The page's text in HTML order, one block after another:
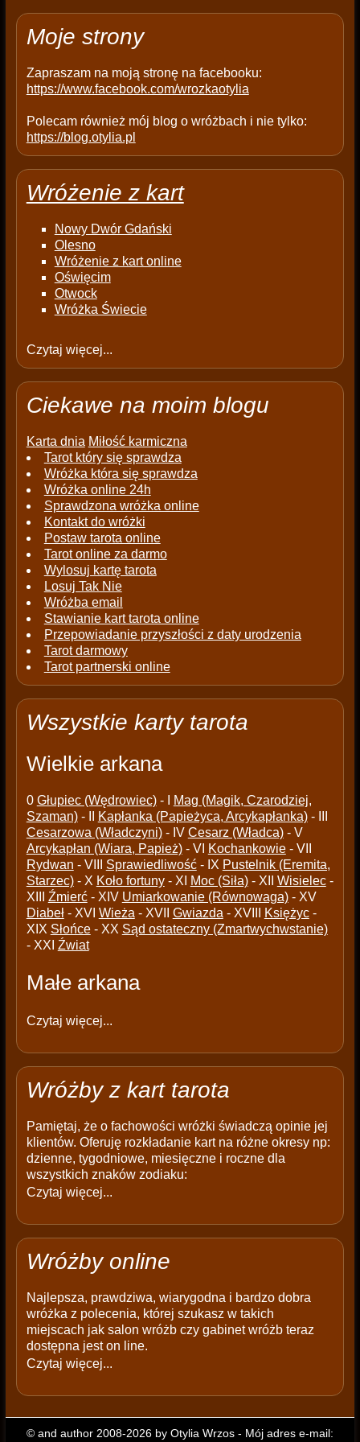
p
y
Moje strony
Zapraszam na moją stronę na facebooku:
https://www.facebook.com/wrozkaotylia
Polecam również mój blog o wróżbach i nie tylko:
https://blog.otylia.pl
Wróżenie z kart
Nowy Dwór Gdański
Olesno
Wróżenie z kart online
Oświęcim
Otwock
Wróżka Świecie
Czytaj więcej...
Ciekawe na moim blogu
Karta dnia Miłość karmiczna
Tarot który się sprawdza
Wróżka która się sprawdza
Wróżka online 24h
Sprawdzona wróżka online
Kontakt do wróżki
Postaw tarota online
Tarot online za darmo
Wylosuj kartę tarota
Losuj Tak Nie
Wróżba email
Stawianie kart tarota online
Przepowiadanie przyszłości z daty urodzenia
Tarot darmowy
Tarot partnerski online
Wszystkie karty tarota
Wielkie arkana
0 Głupiec (Wędrowiec)- I
Mag (Magik, Czarodziej,
Szaman)- II Kapłanka (Papieżyca, Arcykapłanka)- III
Cesarzowa (Władczyni)- IV Cesarz (Władca)- V
Arcykapłan (Wiara, Papież)- VI Kochankowie- VII
Rydwan - VIII Sprawiedliwość- IX Pustelnik (Eremita,
Starzec)- X Koło fortuny- XI Moc (Siła)- XII Wisielec-
XIII Źmierć- XIV Umiarkowanie (Równowaga)- XV
Diabeł- XVI Wieża - XVII Gwiazda - XVIII Księżyc-
XIX Słońce- XX Sąd ostateczny (Zmartwychwstanie)
- XXI Źwiat
Małe arkana
Czytaj więcej...
Wróżby z kart tarota
Pamiętaj, że o fachowości wróżki świadczą opinie jej
klientów. Oferuję rozkładanie kart na różne okresy np:
dzienne, tygodniowe, miesięczne i roczne dla
wszystkich znaków zodiaku:
Czytaj więcej...
Wróżby online
Najlepsza, prawdziwa, wiarygodna i bardzo dobra
wróżka z polecenia, której szukasz w takich
miejscach jak salon wróżb czy gabinet wróżb teraz
dostępna jest on line.
Czytaj więcej...
© and author 2008-2026 by Otylia Wrzos - Mój adres e-mail: